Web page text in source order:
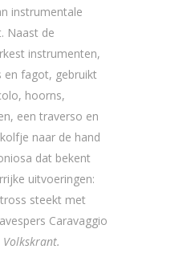
instrumentale
Naast de
instrumenten,
en fagot, gebruikt
hoorns,
een traverso en
naar de hand
dat bekent
uitvoeringen:
steekt met
Caravaggio
Volkskrant.